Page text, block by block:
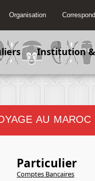
Organisation
Institution
AU MAROC
Particulier
Comptes Bancaires